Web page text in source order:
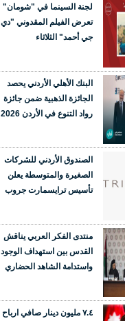
لجنة السينما في "شومان"
تعرض الفيلم المقدوني "دي
جي أحمد" الثلاثاء
البنك الأهلي الأردني يحصد
الجائزة الذهبية ضمن جائزة
رواد التنوع في الأردن 2026
الصندوق الأردني للشركات
الصغيرة والمتوسطة يعلن
تأسيس ترايسمارت جروب
منتدى الفكر العربي يناقش
القدس بين استهداف الوجود
واستدامة الشاهد الحضاري
٧.٤ مليون دينار صافي ارباح